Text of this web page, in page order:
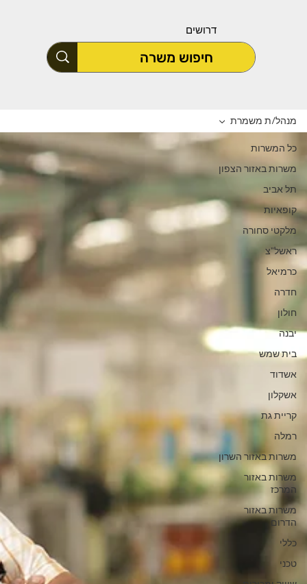
דרושים
כל המשרות
משרות באזור הצפון
תל אביב
קופאיות
מלקטי סחורה
ראשל"צ
כרמיאל
חדרה
חולון
יבנה
בית שמש
אשדוד
אשקלון
קריית גת
רמלה
משרות באזור השרון
משרות באזור
המרכז
משרות באזור
הדרום
כללי
טכני
מנהל/ת משמרת